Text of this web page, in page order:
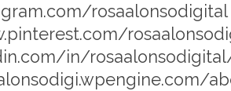
rosaalonsodigital
in/